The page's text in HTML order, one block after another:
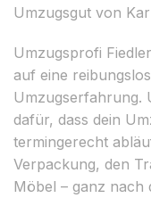
Umzugsgut von
Umzugsprofi
auf eine
Umzugserfahrung.
dafür, dass dein
termingerecht
Verpackung, den
Möbel – ganz nach